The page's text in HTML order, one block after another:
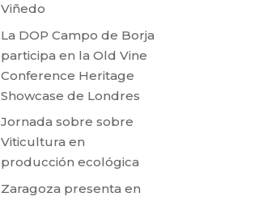
Viñedo
La DOP Campo de Borja
participa en la Old Vine
Conference Heritage
Showcase de Londres
Jornada sobre sobre
Viticultura en
producción ecológica
Zaragoza presenta en